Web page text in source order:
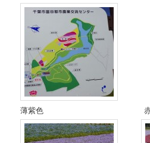
薄紫色 赤・白・